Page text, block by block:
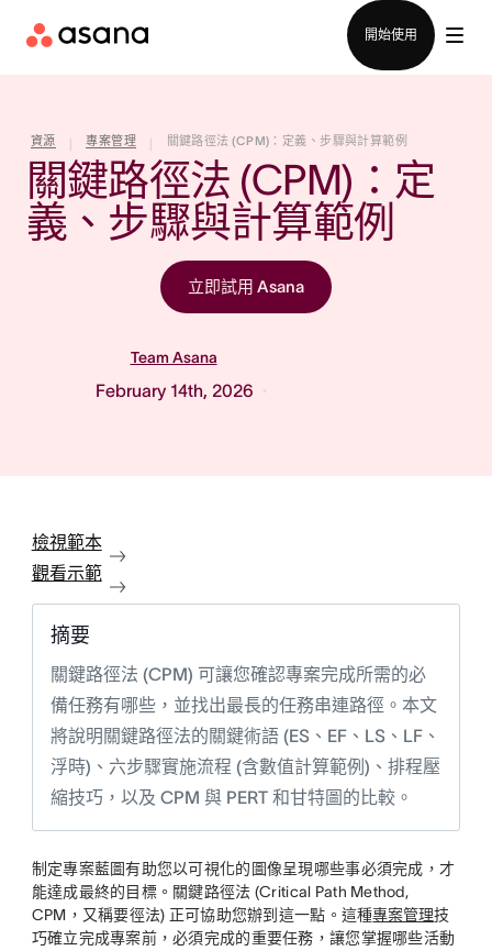
開始使用
資源 專案管理 關鍵路徑法 (CPM)：定義、步驟與計算範例
關鍵路徑法 (CPM)：定
義、步驟與計算範例
立即試用 Asana
Team Asana
February 14th, 2026
檢視範本
觀看示範
摘要
關鍵路徑法 (CPM) 可讓您確認專案完成所需的必
備任務有哪些，並找出最長的任務串連路徑。本文
將說明關鍵路徑法的關鍵術語 (ES、EF、LS、LF、
浮時)、六步驟實施流程 (含數值計算範例)、排程壓
縮技巧，以及 CPM 與 PERT 和甘特圖的比較。
制定專案藍圖有助您以可視化的圖像呈現哪些事必須完成，才
能達成最終的目標。關鍵路徑法 (Critical Path Method,
CPM，又稱要徑法) 正可協助您辦到這一點。這種專案管理技
巧確立完成專案前，必須完成的重要任務，讓您掌握哪些活動